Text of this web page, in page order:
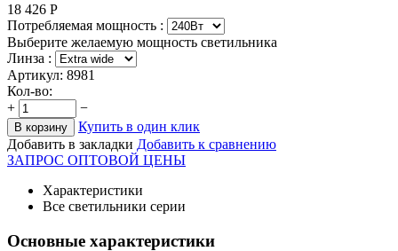
18 426 Р
Потребляемая мощность :
Выберите желаемую мощность светильника
Линза :
Артикул: 8981
Кол-во:
+
−
В корзину
Купить в один клик
Добавить в закладки Добавить к сравнению
ЗАПРОС ОПТОВОЙ ЦЕНЫ
Характеристики
Все светильники серии
Основные характеристики